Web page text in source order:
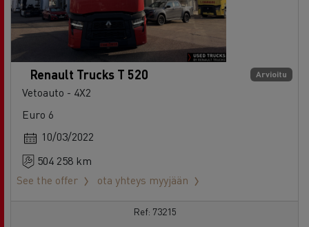
Arvioitu
Renault Trucks T 520
Vetoauto - 4X2
Euro 6
10/03/2022
504 258 km
See the offer
ota yhteys myyjään
Ref: 73215